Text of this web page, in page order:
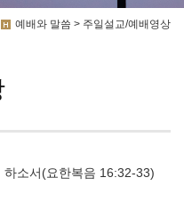
예배와 말씀 > 주일설교/예배영상
소서(요한복음 16:32-33)